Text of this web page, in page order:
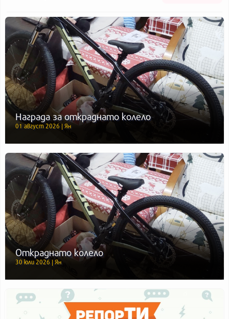
Награда за откраднато колело
01 август 2026 | Ян
Откраднато колело
30 юли 2026 | Ян